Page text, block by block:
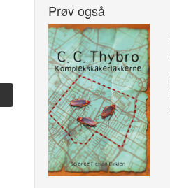
Prøv også